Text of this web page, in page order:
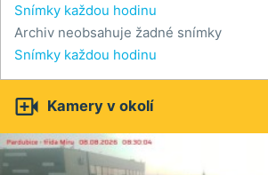
Snímky každou hodinu
Archiv neobsahuje žadné snímky
Snímky každou hodinu
 Kamery v okolí